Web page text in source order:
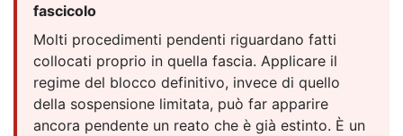
fascicolo
Molti procedimenti pendenti riguardano fatti
collocati proprio in quella fascia. Applicare il
regime del blocco definitivo, invece di quello
della sospensione limitata, può far apparire
ancora pendente un reato che è già estinto. È un